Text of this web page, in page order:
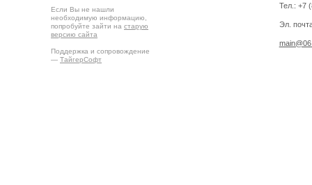
Если Вы не нашли
необходимую информацию,
попробуйте зайти на старую
версию сайта
Поддержка и сопровождение
— ТайгерСофт
Тел.: +7
Эл.